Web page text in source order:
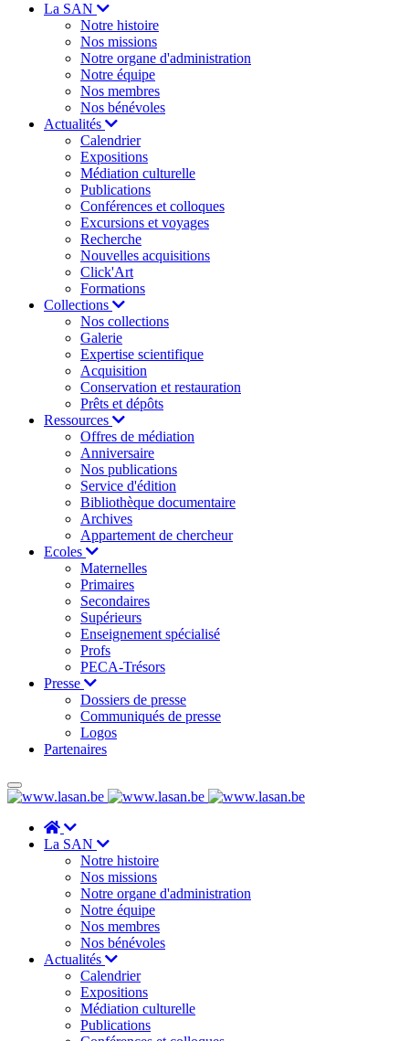
La SAN
Notre histoire
Nos missions
Notre organe d'administration
Notre équipe
Nos membres
Nos bénévoles
Actualités
Calendrier
Expositions
Médiation culturelle
Publications
Conférences et colloques
Excursions et voyages
Recherche
Nouvelles acquisitions
Click'Art
Formations
Collections
Nos collections
Galerie
Expertise scientifique
Acquisition
Conservation et restauration
Prêts et dépôts
Ressources
Offres de médiation
Anniversaire
Nos publications
Service d'édition
Bibliothèque documentaire
Archives
Appartement de chercheur
Ecoles
Maternelles
Primaires
Secondaires
Supérieurs
Enseignement spécialisé
Profs
PECA-Trésors
Presse
Dossiers de presse
Communiqués de presse
Logos
Partenaires
La SAN
Notre histoire
Nos missions
Notre organe d'administration
Notre équipe
Nos membres
Nos bénévoles
Actualités
Calendrier
Expositions
Médiation culturelle
Publications